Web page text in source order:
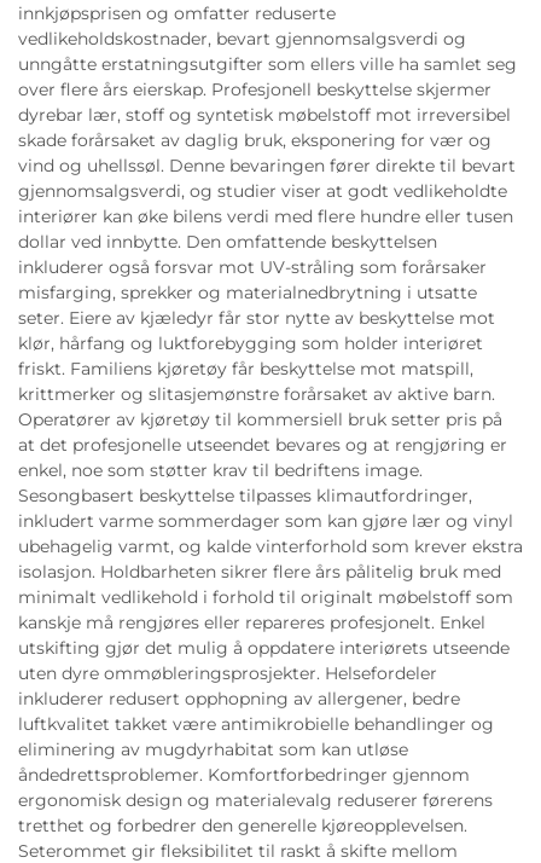
innkjøpsprisen og omfatter reduserte
vedlikeholdskostnader, bevart gjennomsalgsverdi og
unngåtte erstatningsutgifter som ellers ville ha samlet seg
over flere års eierskap. Profesjonell beskyttelse skjermer
dyrebar lær, stoff og syntetisk møbelstoff mot irreversibel
skade forårsaket av daglig bruk, eksponering for vær og
vind og uhellssøl. Denne bevaringen fører direkte til bevart
gjennomsalgsverdi, og studier viser at godt vedlikeholdte
interiører kan øke bilens verdi med flere hundre eller tusen
dollar ved innbytte. Den omfattende beskyttelsen
inkluderer også forsvar mot UV-stråling som forårsaker
misfarging, sprekker og materialnedbrytning i utsatte
seter. Eiere av kjæledyr får stor nytte av beskyttelse mot
klør, hårfang og luktforebygging som holder interiøret
friskt. Familiens kjøretøy får beskyttelse mot matspill,
krittmerker og slitasjemønstre forårsaket av aktive barn.
Operatører av kjøretøy til kommersiell bruk setter pris på
at det profesjonelle utseendet bevares og at rengjøring er
enkel, noe som støtter krav til bedriftens image.
Sesongbasert beskyttelse tilpasses klimautfordringer,
inkludert varme sommerdager som kan gjøre lær og vinyl
ubehagelig varmt, og kalde vinterforhold som krever ekstra
isolasjon. Holdbarheten sikrer flere års pålitelig bruk med
minimalt vedlikehold i forhold til originalt møbelstoff som
kanskje må rengjøres eller repareres profesjonelt. Enkel
utskifting gjør det mulig å oppdatere interiørets utseende
uten dyre ommøbleringsprosjekter. Helsefordeler
inkluderer redusert opphopning av allergener, bedre
luftkvalitet takket være antimikrobielle behandlinger og
eliminering av mugdyrhabitat som kan utløse
åndedrettsproblemer. Komfortforbedringer gjennom
ergonomisk design og materialevalg reduserer førerens
tretthet og forbedrer den generelle kjøreopplevelsen.
Seterommet gir fleksibilitet til raskt å skifte mellom